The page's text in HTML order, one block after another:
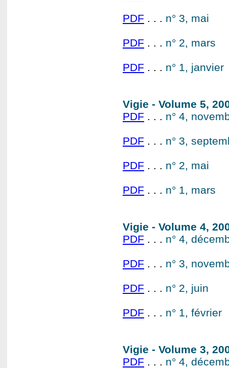
PDF . . . n° 3, mai
PDF . . . n° 2, mars
PDF . . . n° 1, janvier
Vigie - Volume 5,
PDF . . . n° 4,
PDF . . . n° 3,
PDF . . . n° 2, mai
PDF . . . n° 1, mars
Vigie - Volume 4,
PDF . . . n° 4,
PDF . . . n° 3,
PDF . . . n° 2, juin
PDF . . . n° 1, février
Vigie - Volume 3,
PDF . . . n° 4,